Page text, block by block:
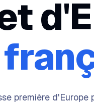
première